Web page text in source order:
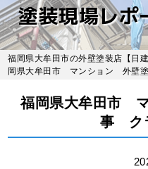
塗装現場レポ
福岡県大牟田市の外壁塗装店【日建
岡県大牟田市 マンション 外壁
福岡県大牟田市
事 ク